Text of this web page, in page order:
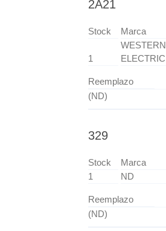
2A21
Stock Marca
1
WESTERN
ELECTRIC
Reemplazo
(ND)
329
Stock Marca
1
ND
Reemplazo
(ND)